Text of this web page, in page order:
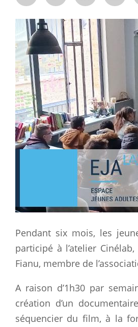
Pendant six mois, les
participé à l’atelier
Fianu, membre de
A raison d’1h30 par
création d’un
séquencier du film, à la